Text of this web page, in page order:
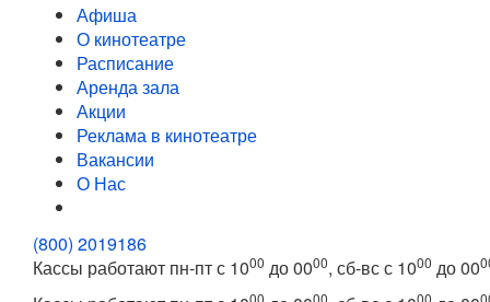
Афиша
О кинотеатре
Расписание
Аренда зала
Акции
Реклама в кинотеатре
Вакансии
О Нас
(800) 2019186
Кассы работают пн-пт с 1000 до 0000, сб-вс с 1000 до 00
00 00 00